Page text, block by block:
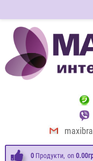
0 Продукти, on